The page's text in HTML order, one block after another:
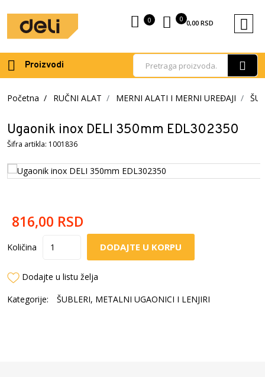
Proizvodi
0 0,00 RSD
0
Početna RUČNI ALAT MERNI ALATI I MERNI UREĐAJI
Ugaonik inox DELI 350mm EDL302350
Šifra artikla: 1001836
816,00 RSD
Količina DODAJTE U KORPU
Dodajte u listu želja
Kategorije:
ŠUBLERI, METALNI UGAONICI I LENJIRI